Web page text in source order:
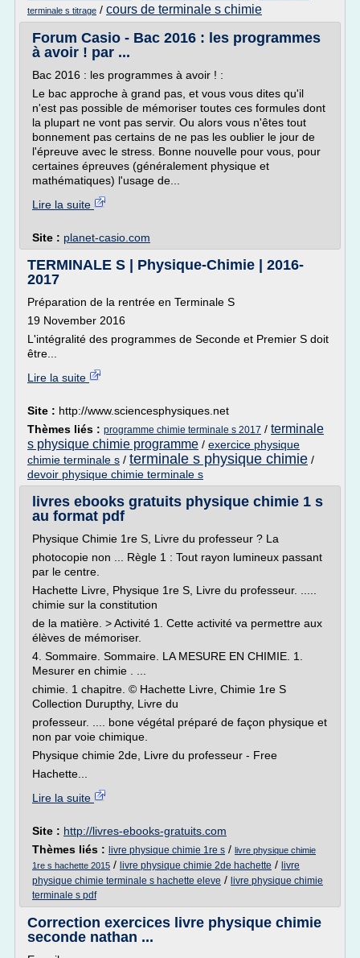
terminale s titrage / cours de terminale s chimie
Forum Casio - Bac 2016 : les programmes
à avoir ! par ...
Bac 2016 : les programmes à avoir ! :
Le bac approche à grand pas, et vous vous dites qu'il
n'est pas possible de mémoriser toutes ces formules dont
la plupart ne vont pas servir. Ou alors vous n'êtes tout
bonnement pas certains de ne pas les oublier le jour de
l'épreuve avec le stress. Bonne nouvelle pour vous, pour
certaines épreuves (généralement physique et
mathématiques) l'usage de...
Lire la suite
Site : planet-casio.com
TERMINALE S | Physique-Chimie | 2016-
2017
Préparation de la rentrée en Terminale S
19 November 2016
L'intégralité des programmes de Seconde et Premier S doit
être...
Lire la suite
Site : http://www.sciencesphysiques.net
Thèmes liés : programme chimie terminale s 2017 / terminale
s physique chimie programme / exercice physique
chimie terminale s / terminale s physique chimie /
devoir physique chimie terminale s
livres ebooks gratuits physique chimie 1 s
au format pdf
Physique Chimie 1re S, Livre du professeur ? La
photocopie non ... Règle 1 : Tout rayon lumineux passant
par le centre.
Hachette Livre, Physique 1re S, Livre du professeur. .....
chimie sur la constitution
de la matière. > Activité 1. Cette activité va permettre aux
élèves de mémoriser.
4. Sommaire. Sommaire. LA MESURE EN CHIMIE. 1.
Mesurer en chimie . ...
chimie. 1 chapitre. © Hachette Livre, Chimie 1re S
Collection Durupthy, Livre du
professeur. .... bone végétal préparé de façon physique et
non par voie chimique.
Physique chimie 2de, Livre du professeur - Free
Hachette...
Lire la suite
Site : http://livres-ebooks-gratuits.com
Thèmes liés : livre physique chimie 1re s / livre physique chimie
1re s hachette 2015 / livre physique chimie 2de hachette / livre
physique chimie terminale s hachette eleve / livre physique chimie
terminale s pdf
Correction exercices livre physique chimie
seconde nathan ...